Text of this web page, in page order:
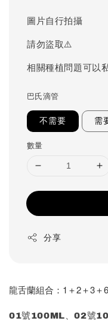
圖片自行拍攝
請勿盜取⚠️
相關種植問題可以
巴氏滴管
不需要 需
數量
分享
龍舌蘭組合：1＋2＋3＋
01號100ML、02號